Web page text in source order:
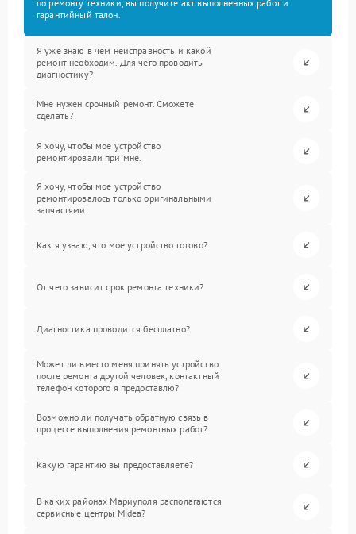
по ремонту техники, вы получите акт выполненных работ и
гарантийный талон.
Я уже знаю в чем неисправность и какой
ремонт необходим. Для чего проводить
диагностику?
Мне нужен срочный ремонт. Сможете
сделать?
Я хочу, чтобы мое устройство
ремонтировали при мне.
Я хочу, чтобы мое устройство
ремонтировалось только оригинальными
запчастями.
Как я узнаю, что мое устройство готово?
От чего зависит срок ремонта техники?
Диагностика проводится бесплатно?
Может ли вместо меня принять устройство
после ремонта другой человек, контактный
телефон которого я предоставлю?
Возможно ли получать обратную связь в
процессе выполнения ремонтных работ?
Какую гарантию вы предоставляете?
В каких районах Мариуполя располагаются
сервисные центры Midea?